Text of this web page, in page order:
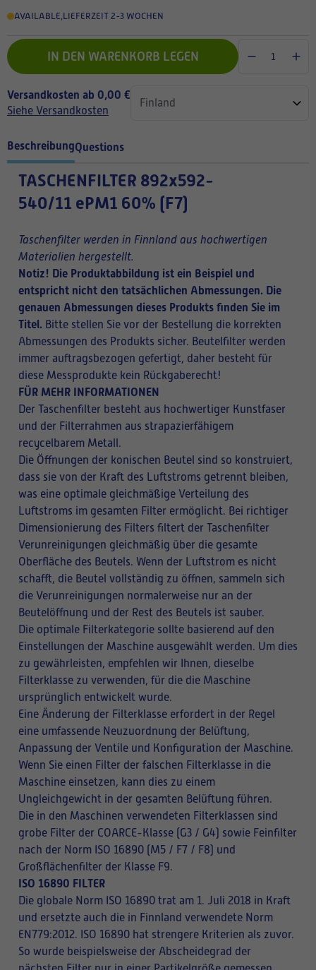
AVAILABLE,LIEFERZEIT 2-3 WOCHEN
IN DEN WARENKORB LEGEN
Versandkosten ab 0,00 €
Siehe Versandkosten
BeschreibungQuestions
TASCHENFILTER 892x592-
540/11 ePM1 60% (F7)
Taschenfilter werden in Finnland aus hochwertigen
Materialien hergestellt.
Notiz! Die Produktabbildung ist ein Beispiel und
entspricht nicht den tatsächlichen Abmessungen. Die
genauen Abmessungen dieses Produkts finden Sie im
Titel. Bitte stellen Sie vor der Bestellung die korrekten
Abmessungen des Produkts sicher. Beutelfilter werden
immer auftragsbezogen gefertigt, daher besteht für
diese Messprodukte kein Rückgaberecht!
FÜR MEHR INFORMATIONEN
Der Taschenfilter besteht aus hochwertiger Kunstfaser
und der Filterrahmen aus strapazierfähigem
recycelbarem Metall.
Die Öffnungen der konischen Beutel sind so konstruiert,
dass sie von der Kraft des Luftstroms getrennt bleiben,
was eine optimale gleichmäßige Verteilung des
Luftstroms im gesamten Filter ermöglicht. Bei richtiger
Dimensionierung des Filters filtert der Taschenfilter
Verunreinigungen gleichmäßig über die gesamte
Oberfläche des Beutels. Wenn der Luftstrom es nicht
schafft, die Beutel vollständig zu öffnen, sammeln sich
die Verunreinigungen normalerweise nur an der
Beutelöffnung und der Rest des Beutels ist sauber.
Die optimale Filterkategorie sollte basierend auf den
Einstellungen der Maschine ausgewählt werden. Um dies
zu gewährleisten, empfehlen wir Ihnen, dieselbe
Filterklasse zu verwenden, für die die Maschine
ursprünglich entwickelt wurde.
Eine Änderung der Filterklasse erfordert in der Regel
eine umfassende Neuzuordnung der Belüftung,
Anpassung der Ventile und Konfiguration der Maschine.
Wenn Sie einen Filter der falschen Filterklasse in die
Maschine einsetzen, kann dies zu einem
Ungleichgewicht in der gesamten Belüftung führen.
Die in den Maschinen verwendeten Filterklassen sind
grobe Filter der COARCE-Klasse (G3 / G4) sowie Feinfilter
nach der Norm ISO 16890 (M5 / F7 / F8) und
Großflächenfilter der Klasse F9.
ISO 16890 FILTER
Die globale Norm ISO 16890 trat am 1. Juli 2018 in Kraft
und ersetzte auch die in Finnland verwendete Norm
EN779:2012. ISO 16890 hat strengere Kriterien als zuvor.
So wurde beispielsweise der Abscheidegrad der